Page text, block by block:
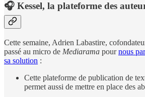
🎧 Kessel, la plateforme des
Cette semaine, Adrien Labastire,
passé au micro de Mediarama pournous
sa solution :
Cette plateforme de publication de
permet aussi de mettre en place des